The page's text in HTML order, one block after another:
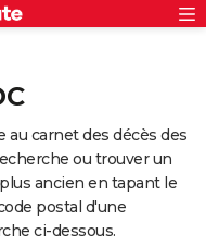
carnet des décès des
ou trouver un
ancien en tapant le
postal d'une
ci-dessous.